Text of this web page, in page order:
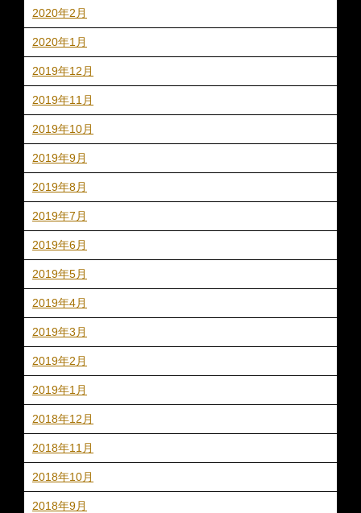
2020年2月
2020年1月
2019年12月
2019年11月
2019年10月
2019年9月
2019年8月
2019年7月
2019年6月
2019年5月
2019年4月
2019年3月
2019年2月
2019年1月
2018年12月
2018年11月
2018年10月
2018年9月